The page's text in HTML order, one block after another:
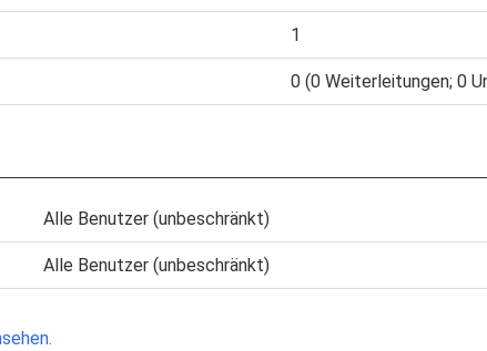
1
0 (0 Weiterleitungen; 0
Alle Benutzer (unbeschränkt)
Alle Benutzer (unbeschränkt)